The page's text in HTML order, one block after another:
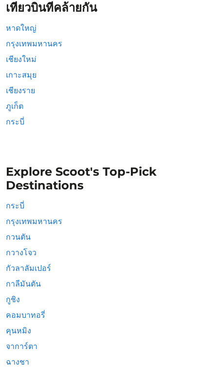
เที่ยวบินที่คล้ายกัน
หาดใหญ่
กรุงเทพมหานคร
เชียงใหม่
เกาะสมุย
เชียงราย
ภูเก็ต
กระบี่
Explore Scoot's Top-Pick
Destinations
กระบี่
กรุงเทพมหานคร
กวนตัน
กวางโจว
กัวลาลัมเปอร์
กาลีมันตัน
กูชิง
คอมบาทอรี่
คุนหมิง
จาการ์ตา
ฉางชา